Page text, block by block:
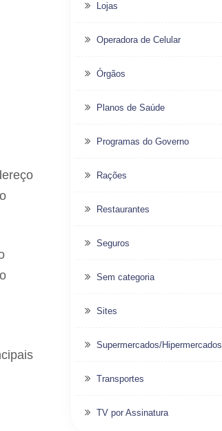
Lojas
Operadora de Celular
Órgãos
Planos de Saúde
Programas do Governo
Rações
Restaurantes
Seguros
Sem categoria
Sites
Supermercados/Hipermercados
Transportes
TV por Assinatura